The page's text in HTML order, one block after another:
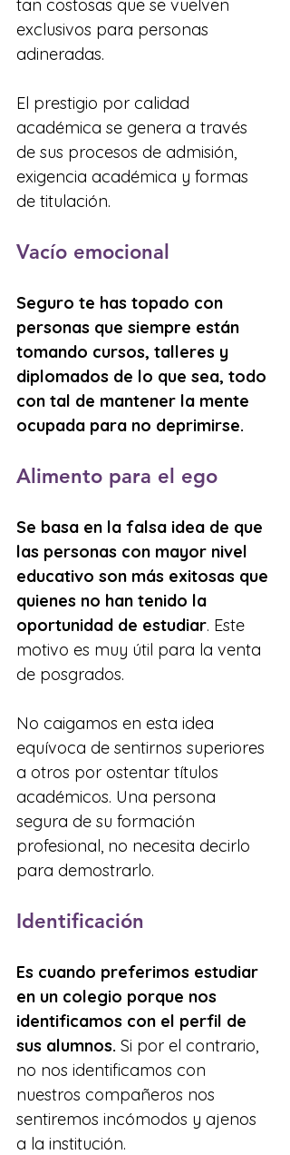
tan costosas que se vuelven
exclusivos para personas
adineradas.
El prestigio por calidad
académica se genera a través
de sus procesos de admisión,
exigencia académica y formas
de titulación.
Vacío emocional
Seguro te has topado con
personas que siempre están
tomando cursos, talleres y
diplomados de lo que sea, todo
con tal de mantener la mente
ocupada para no deprimirse.
Alimento para el ego
Se basa en la falsa idea de que
las personas con mayor nivel
educativo son más exitosas que
quienes no han tenido la
oportunidad de estudiar. Este
motivo es muy útil para la venta
de posgrados.
No caigamos en esta idea
equívoca de sentirnos superiores
a otros por ostentar títulos
académicos. Una persona
segura de su formación
profesional, no necesita decirlo
para demostrarlo.
Identificación
Es cuando preferimos estudiar
en un colegio porque nos
identificamos con el perfil de
sus alumnos. Si por el contrario,
no nos identificamos con
nuestros compañeros nos
sentiremos incómodos y ajenos
a la institución.